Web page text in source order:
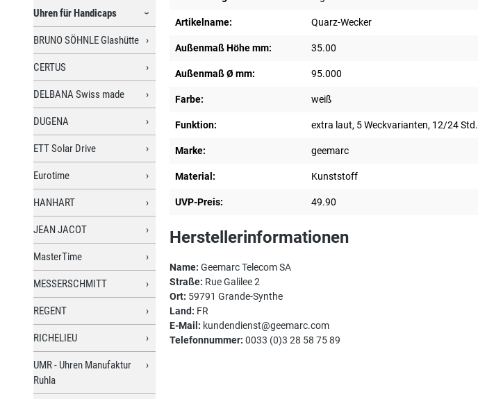
Uhren für Handicaps
BRUNO SÖHNLE Glashütte
CERTUS
DELBANA Swiss made
DUGENA
ETT Solar Drive
Eurotime
HANHART
JEAN JACOT
MasterTime
MESSERSCHMITT
REGENT
RICHELIEU
UMR - Uhren Manufaktur
Ruhla
Artikelname: Quarz-Wecker
Außenmaß Höhe mm: 35.00
Außenmaß Ø mm: 95.000
Farbe: weiß
Funktion: extra laut, 5 Weckvarianten, 12/24 Std.
Marke: geemarc
Material: Kunststoff
UVP-Preis: 49.90
Herstellerinformationen
Name: Geemarc Telecom SA
Straße: Rue Galilee 2
Ort: 59791 Grande-Synthe
Land: FR
E-Mail: kundendienst@geemarc.com
Telefonnummer: 0033 (0)3 28 58 75 89